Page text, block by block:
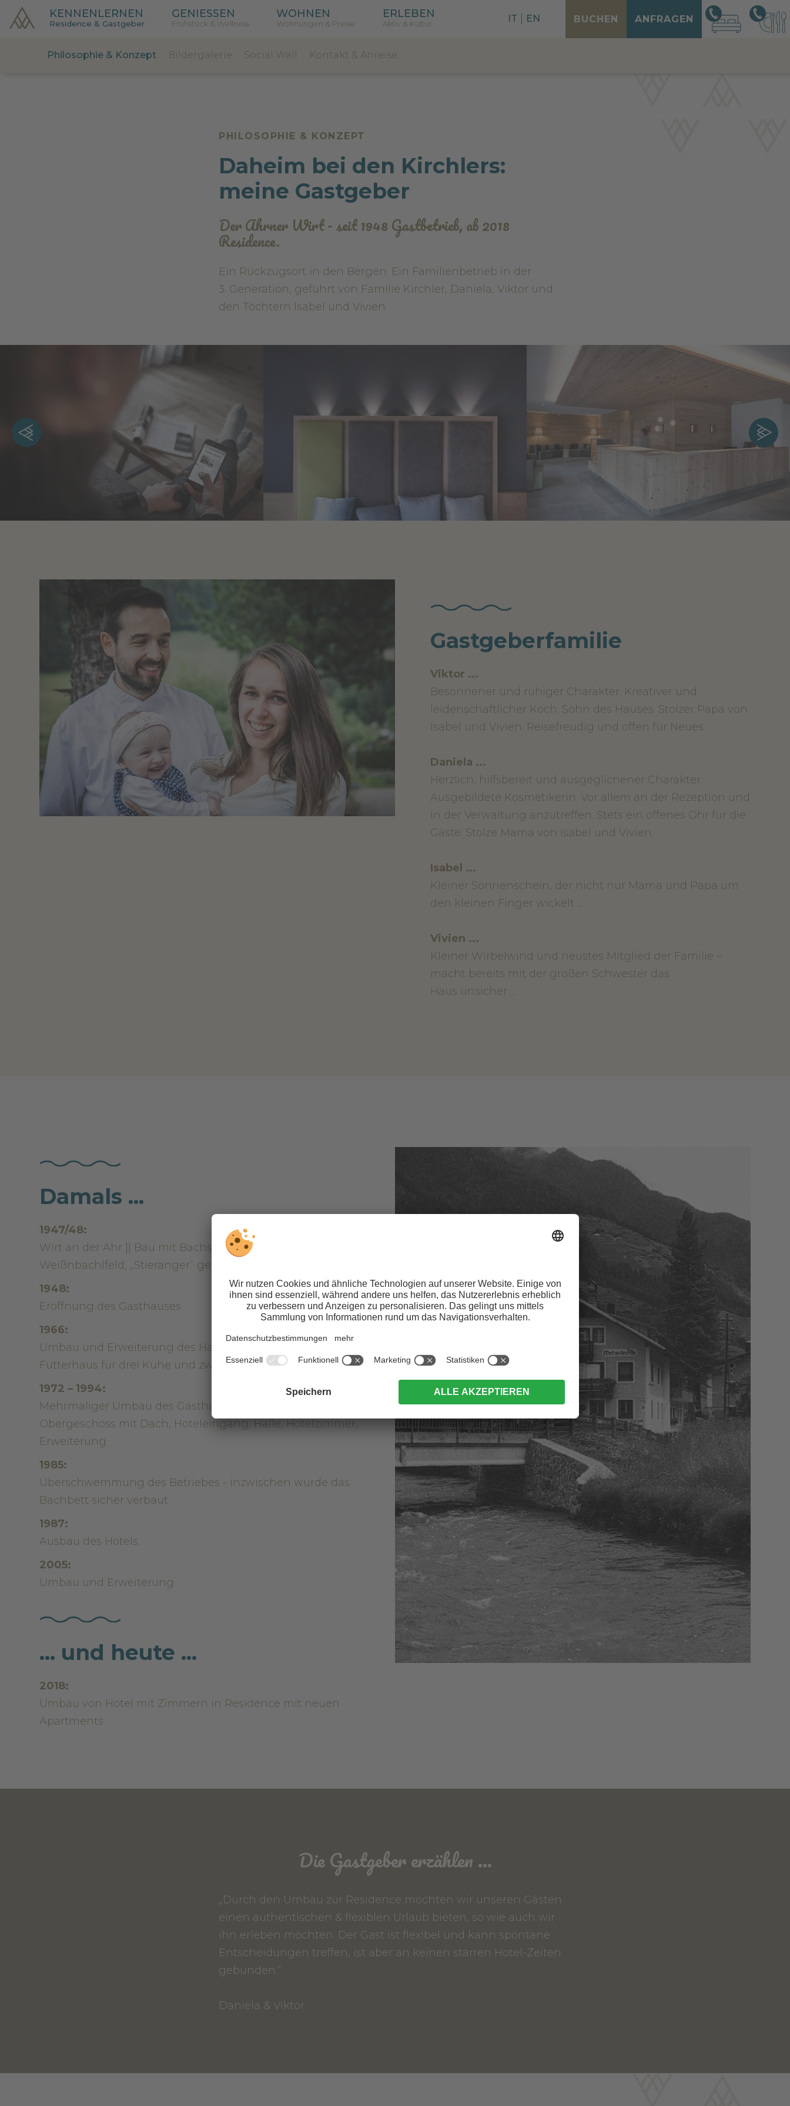
BUCHEN ANFRAGEN
KENNENLERNEN
Residence & Gastgeber
Philosophie & Konzept Bildergalerie Social Wall Kontakt & Anreise
GENIESSEN
Frühstück & Wellness
WOHNEN
Wohnungen & Preise
ERLEBEN
Aktiv & Kultur IT EN
PHILOSOPHIE & KONZEPT
Daheim bei den Kirchlers:
meine Gastgeber
Der Ahrner Wirt - seit 1948 Gastbetrieb, ab 2018
Residence.
Ein Rückzugsort in den Bergen. Ein Familienbetrieb in der
3. Generation, geführt von Familie Kirchler, Daniela, Viktor und
den Töchtern Isabel und Vivien.
Gastgeberfamilie
Viktor ...
Besonnener und ruhiger Charakter. Kreativer und
leidenschaftlicher Koch. Sohn des Hauses. Stolzer Papa von
Isabel und Vivien. Reisefreudig und offen für Neues.
Daniela ...
Herzlich, hilfsbereit und ausgeglichener Charakter.
Ausgebildete Kosmetikerin. Vor allem an der Rezeption und
in der Verwaltung anzutreffen. Stets ein offenes Ohr für die
Gäste. Stolze Mama von Isabel und Vivien.
Isabel ...
Kleiner Sonnenschein, der nicht nur Mama und Papa um
den kleinen Finger wickelt ...
Vivien ...
Kleiner Wirbelwind und neustes Mitglied der Familie –
macht bereits mit der großen Schwester das
Haus unsicher ...
Damals ...
1947/48:
Wirt an der Ahr || Bau mit Bachsteinen auf dem
Weißnbachlfeld, „Stieranger“ genannt.
1948:
Eröffnung des Gasthauses
1966:
Umbau und Erweiterung des Hauses auf 40 Betten. Anbau
Futterhaus für drei Kühe und zwei Schweine
1972 – 1994:
Mehrmaliger Umbau des Gasthauses: Bar, Stube, Rezeption,
Obergeschoss mit Dach, Hoteleingang, Halle, Hotelzimmer,
Erweiterung
1985:
Überschwemmung des Betriebes - inzwischen wurde das
Bachbett sicher verbaut
1987:
Ausbau des Hotels
2005:
Umbau und Erweiterung
... und heute ...
2018:
Umbau von Hotel mit Zimmern in Residence mit neuen
Apartments
Die Gastgeber erzählen ...
„Durch den Umbau zur Residence möchten wir unseren Gästen
einen authentischen & flexiblen Urlaub bieten, so wie auch wir
ihn erleben möchten. Der Gast ist flexibel und kann spontane
Entscheidungen treffen, ist aber an keinen starren Hotel-Zeiten
gebunden.“
Daniela & Viktor